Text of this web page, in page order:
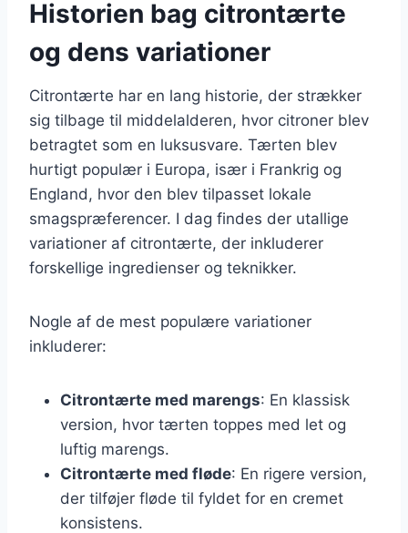
Historien bag citrontærte
og dens variationer
Citrontærte har en lang historie, der strækker
sig tilbage til middelalderen, hvor citroner blev
betragtet som en luksusvare. Tærten blev
hurtigt populær i Europa, især i Frankrig og
England, hvor den blev tilpasset lokale
smagspræferencer. I dag findes der utallige
variationer af citrontærte, der inkluderer
forskellige ingredienser og teknikker.
Nogle af de mest populære variationer
inkluderer:
Citrontærte med marengs: En klassisk
version, hvor tærten toppes med let og
luftig marengs.
Citrontærte med fløde: En rigere version,
der tilføjer fløde til fyldet for en cremet
konsistens.